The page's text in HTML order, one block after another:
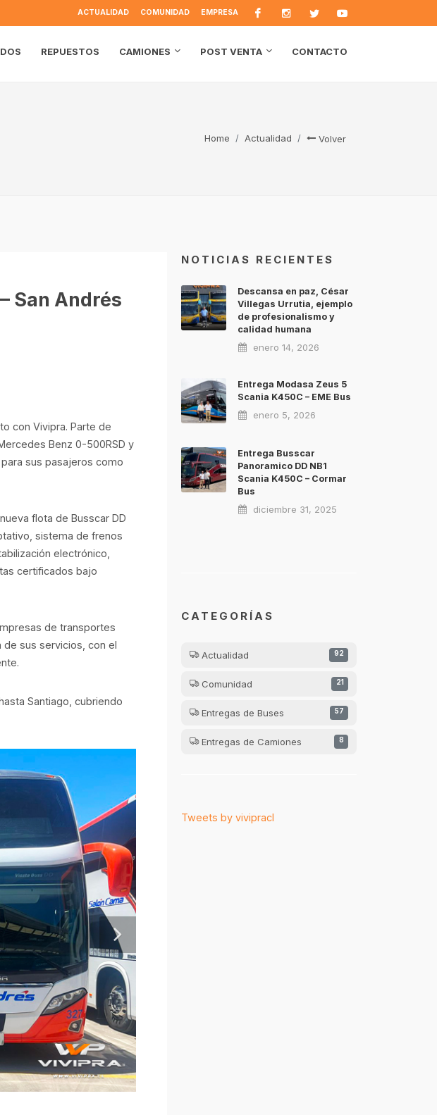
ACTUALIDAD COMUNIDAD EMPRESA
REPUESTOS CAMIONES POST VENTA CONTACTO
Home Actualidad Volver
San Andrés
con Vivipra. Parte de
Benz 0-500RSD y
sus pasajeros como
flota de Busscar DD
sistema de frenos
electrónico,
certificados bajo
de transportes
sus servicios, con el
Santiago, cubriendo
NOTICIAS RECIENTES
Descansa en paz, César
Villegas Urrutia, ejemplo
de profesionalismo y
calidad humana
enero 14, 2026
Entrega Modasa Zeus 5
Scania K450C – EME Bus
enero 5, 2026
Entrega Busscar
Panoramico DD NB1
Scania K450C – Cormar
Bus
diciembre 31, 2025
CATEGORÍAS
Actualidad 92
Comunidad 21
Entregas de Buses 57
Entregas de Camiones 8
Tweets by vivipracl